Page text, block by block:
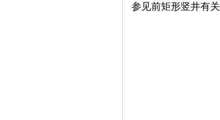
参见前矩形竖井有